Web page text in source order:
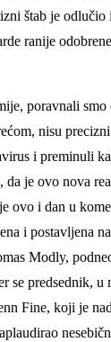
štab je
ranije
poravnali
nisu
i preminuli
je ovo nova
ovo i dan u
i postavljena
Modly,
se predsednik, u
Fine, koji je